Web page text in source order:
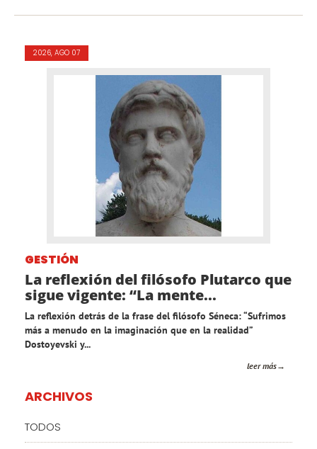
2026, AGO 07
GESTIÓN
La reflexión del filósofo Plutarco que
sigue vigente: “La mente...
La reflexión detrás de la frase del filósofo Séneca: “Sufrimos
más a menudo en la imaginación que en la realidad”
Dostoyevski y...
leer más
ARCHIVOS
TODOS